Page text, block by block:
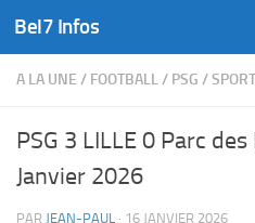
Skip to content
Bel7 Infos
A LA UNE / FOOTBALL/ PSG /
PSG 3 LILLE 0 Parc
Janvier 2026
PAR JEAN-PAUL · 16 JANVIER 2026